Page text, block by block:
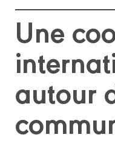
Une
autour